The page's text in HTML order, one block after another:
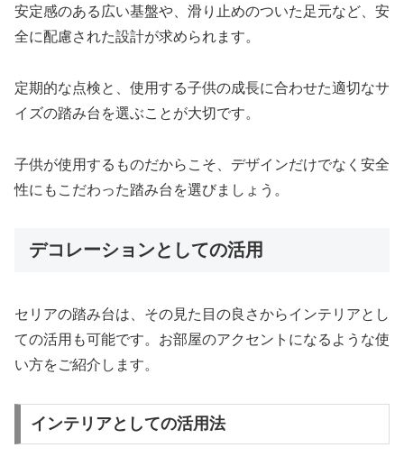
安定感のある広い基盤や、滑り止めのついた足元など、安
全に配慮された設計が求められます。
定期的な点検と、使用する子供の成長に合わせた適切なサ
イズの踏み台を選ぶことが大切です。
子供が使用するものだからこそ、デザインだけでなく安全
性にもこだわった踏み台を選びましょう。
デコレーションとしての活用
セリアの踏み台は、その見た目の良さからインテリアとし
ての活用も可能です。お部屋のアクセントになるような使
い方をご紹介します。
インテリアとしての活用法